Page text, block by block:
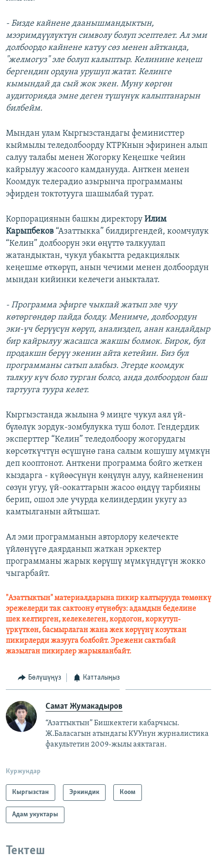
- Бизде кайнене даанышмандыктын,
мээримдүүлүктүн символу болуп эсептелет. Ал эми
долбоордо кайнене катуу сөз менен айтканда,
"желмогуз" эле болуп калыптыр. Келинине кеңеш
бергендин ордуна урушуп жатат. Келинге
кымындай да сый жок экен. Муну көргөн
аудиторияда эмне деген түшүнүк калыптанарын
билбейм.
Мындан улам Кыргызстандагы феминисттер
кыймылы теледолбоорду КТРКнын эфиринен алып
салуу талабы менен Жогорку Кеңешке чейин
кайрылуу жасоого камданууда. Анткен менен
Коомдук телерадио азырынча программаны
эфирден токтотууга шашылбай турат.
Корпорациянын башкы директору Илим
Карыпбеков “Азаттыкка” билдиргендей, коомчулук
“Келин” долбоорун эки өңүттө талкуулап
жатандыктан, чукул убакытта редакциялык
кеңешме өткөрүп, анын чечими менен долбоордун
мындан кийинки келечеги аныкталат.
- Программа эфирге чыкпай жатып эле чуу
көтөргөндөр пайда болду. Менимче, долбоордун
эки-үч берүүсүн көрүп, анализдеп, анан кандайдыр
бир кайрылуу жасашса жакшы болмок. Бирок, бул
продакшн берүү экенин айта кетейин. Биз бул
программаны сатып алабыз. Эгерде коомдук
талкуу күч боло турган болсо, анда долбоордон баш
тартууга туура келет.
Кыргызстанда жылына 9 миңге чукул аял үй-
бүлөлүк зордук-зомбулукка туш болот. Гендердик
эксперттер “Келин” теледолбоору жогорудагы
көрсөткүчтүн өсүшүнө гана салым кошушу мүмкүн
деп кооптонот. Анткени программа бойго жеткен
кыздарга - күйөөсүнүн көңүлүн алуу, кайнененин
сөзүн угуу, үй-оокаттарын жасоо өңдүү тарбияны
берип, ошол эле учурда келиндердин укугу аз
камтылганын айтышат.
Ал эми программанын авторлору келечекте
үйлөнүүгө даярданып жаткан эркектер
программаны жарык көрүшү мүмкүндүгүн жокко
чыгарбайт.
"Азаттыктын" материалдарына пикир калтырууда төмөнкү
эрежелерди так сактоону өтүнөбүз: адамдын беделине
шек келтирген, келекелеген, кордогон, коркутуп-
үркүткөн, басмырлаган жана жек көрүүнү козуткан
пикирлерди жазууга болбойт. Эрежени сактабай
жазылган пикирлер жарыяланбайт.
Бөлүшүңүз Катталыңыз
Самат Жумакадыров
“Азаттыктын” Бишкектеги кабарчысы.
Ж.Баласагын атындагы КУУнун журналистика
факультетин 2009-жылы аяктаган.
Куржундар
Кыргызстан Эркиндик Коом
Адам укуктары
Тектеш